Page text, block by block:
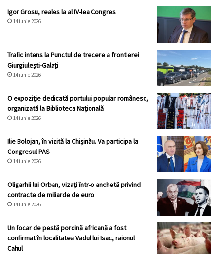
Igor Grosu, reales la al IV-lea Congres
14 iunie 2026
Trafic intens la Punctul de trecere a frontierei
Giurgiulești-Galați
14 iunie 2026
O expoziție dedicată portului popular românesc,
organizată la Biblioteca Națională
14 iunie 2026
Ilie Bolojan, în vizită la Chișinău. Va participa la
Congresul PAS
14 iunie 2026
Oligarhii lui Orban, vizați într-o anchetă privind
contracte de miliarde de euro
14 iunie 2026
Un focar de pestă porcină africană a fost
confirmat în localitatea Vadul lui Isac, raionul
Cahul